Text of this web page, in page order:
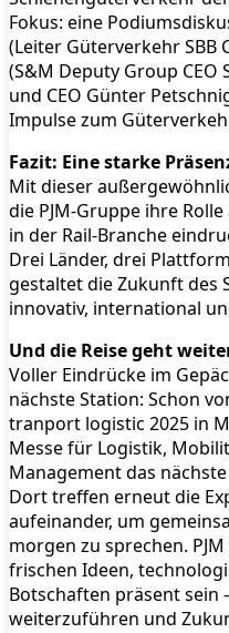
Fokus: eine
(Leiter Güterverkehr SBB
(S&M Deputy Group CEO
und CEO Günter
Impulse zum
Fazit: Eine starke
Mit dieser
die PJM-Gruppe ihre
in der Rail-Branche
Drei Länder, drei
gestaltet die Zukunft des
innovativ, international
Und die Reise geht
Voller Eindrücke im
nächste Station: Schon
tranport logistic 2025 in
Messe für Logistik,
Management das
Dort treffen erneut die
aufeinander, um
morgen zu sprechen.
frischen Ideen,
Botschaften präsent sein
weiterzuführen und